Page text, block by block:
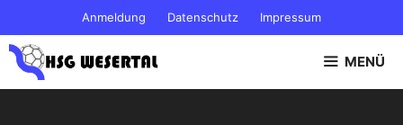
Inhalt
springen
Anmeldung Datenschutz Impressum
MENÜ